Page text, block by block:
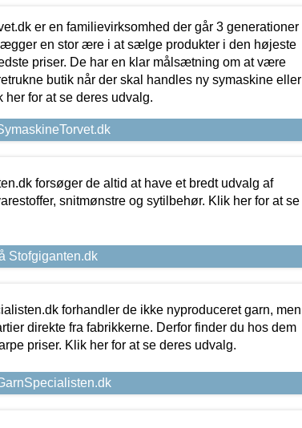
er en familievirksomhed der går 3 generationer
en stor ære i at sælge produkter i den højeste
priser. De har en klar målsætning om at være
butik når der skal handles ny symaskine eller
her for at se deres udvalg.
forsøger de altid at have et bredt udvalg af
snitmønstre og sytilbehør. Klik her for at se
Stofgiganten.dk
forhandler de ikke nyproduceret garn, men
direkte fra fabrikkerne. Derfor finder du hos dem
priser. Klik her for at se deres udvalg.